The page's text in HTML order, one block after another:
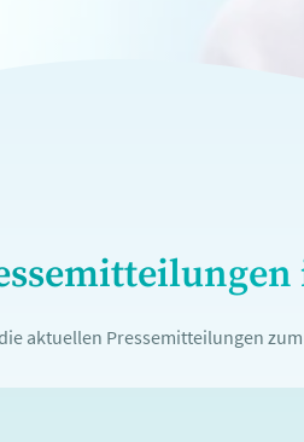
aktuellen Pressemitteilungen